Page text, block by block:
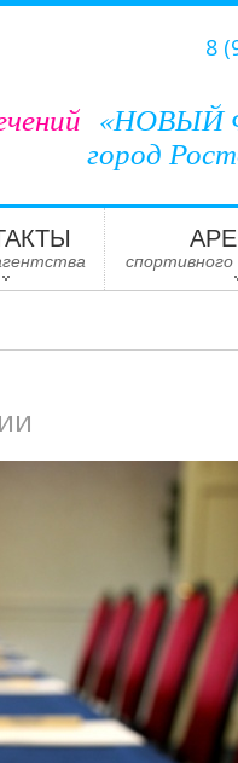
8
«НОВЫЙ
город
спортивного